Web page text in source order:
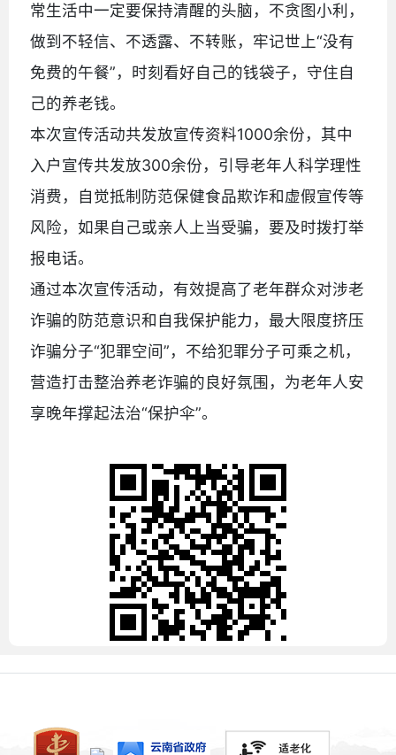
常生活中一定要保持清醒的头脑，不贪图小利，
做到不轻信、不透露、不转账，牢记世上“没有
免费的午餐”，时刻看好自己的钱袋子，守住自
己的养老钱。
本次宣传活动共发放宣传资料1000余份，其中
入户宣传共发放300余份，引导老年人科学理性
消费，自觉抵制防范保健食品欺诈和虚假宣传等
风险，如果自己或亲人上当受骗，要及时拨打举
报电话。
通过本次宣传活动，有效提高了老年群众对涉老
诈骗的防范意识和自我保护能力，最大限度挤压
诈骗分子“犯罪空间”，不给犯罪分子可乘之机，
营造打击整治养老诈骗的良好氛围，为老年人安
享晚年撑起法治“保护伞”。